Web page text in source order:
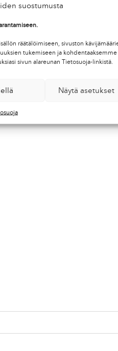
suostumusta
räätälöimiseen, sivuston
tukemiseen ja kohdentaaksemme
sivun alareunan Tietosuoja-linkistä.
Näytä asetukset